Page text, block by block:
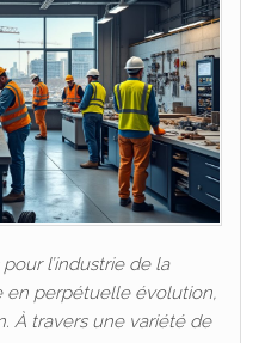
l’industrie de la
en perpétuelle évolution,
À travers une variété de